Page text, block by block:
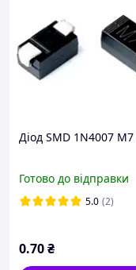
Діод SMD 1N4007 M7
Готово до відправки
5.0 (2)
0.70₴